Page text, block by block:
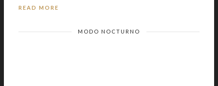
READ MORE
MODO NOCTURNO